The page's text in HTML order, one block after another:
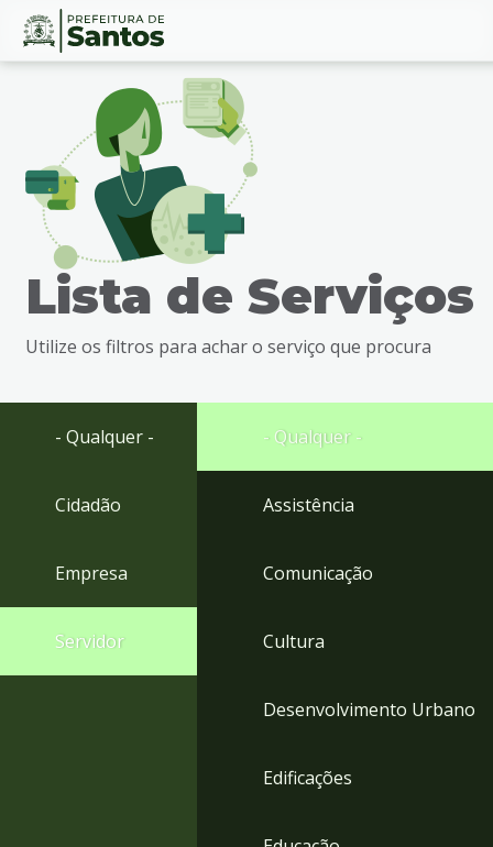
Ir
busca
Ir
Conteúdo
Lista de Serviços
Utilize os filtros para achar o serviço que procura
- Qualquer -
Cidadão
Empresa
Servidor
- Qualquer -
Assistência
Comunicação
Cultura
Desenvolvimento Urbano
Edificações